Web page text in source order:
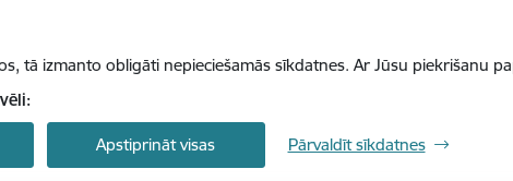
tā izmanto obligāti nepieciešamās sīkdatnes. Ar Jūsu piekrišanu
Apstiprināt visas Pārvaldīt sīkdatnes